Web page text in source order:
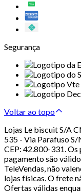
Segurança
Voltar ao topo
Lojas Le biscuit S/A
535 - Via Parafuso S/
CEP: 42.800-331. Os
pagamento são
TeleVendas, não
lojas físicas. O frete
Ofertas válidas